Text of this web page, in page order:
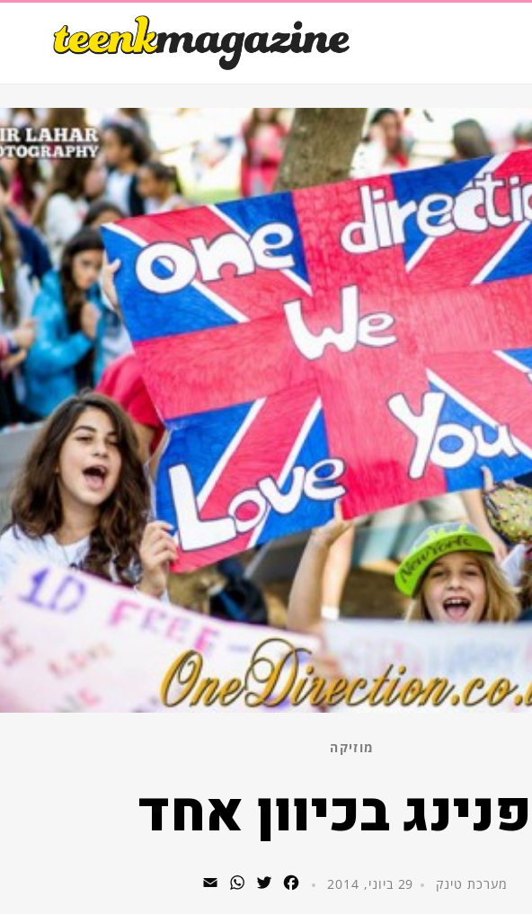
מוזיקה
בכיוון אחד
מערכת טינק 29 ביוני, 2014 Facebook
Twitter
WhatsApp